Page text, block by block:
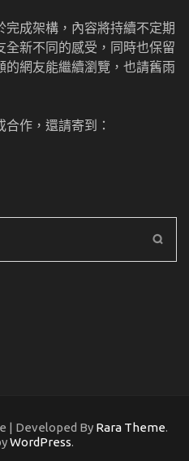
成架構，內容將持續不定期
全新不同的感受，同時也保留
的網友能繼續瀏覽，也請舊雨
作，還請寄到：
| Developed By Rara Theme.
WordPress.